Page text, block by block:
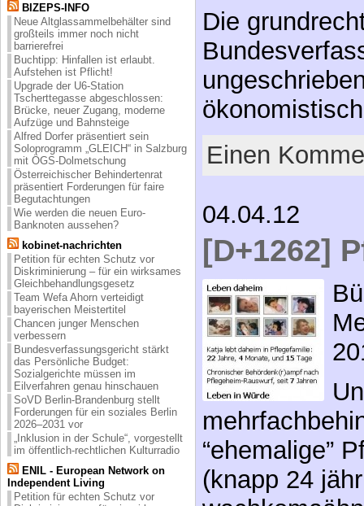
BIZEPS-INFO
Neue Altglassammelbehälter sind
großteils immer noch nicht
barrierefrei
Buchtipp: Hinfallen ist erlaubt.
Aufstehen ist Pflicht!
Upgrade der U6-Station
Tscherttegasse abgeschlossen:
Brücke, neuer Zugang, moderne
Aufzüge und Bahnsteige
Alfred Dorfer präsentiert sein
Soloprogramm „GLEICH“ in Salzburg
mit ÖGS-Dolmetschung
Österreichischer Behindertenrat
präsentiert Forderungen für faire
Begutachtungen
Wie werden die neuen Euro-
Banknoten aussehen?
kobinet-nachrichten
Petition für echten Schutz vor
Diskriminierung – für ein wirksames
Gleichbehandlungsgesetz
Team Wefa Ahorn verteidigt
bayerischen Meistertitel
Chancen junger Menschen
verbessern
Bundesverfassungsgericht stärkt
das Persönliche Budget:
Sozialgerichte müssen im
Eilverfahren genau hinschauen
SoVD Berlin-Brandenburg stellt
Forderungen für ein soziales Berlin
2026–2031 vor
„Inklusion in der Schule“, vorgestellt
im öffentlich-rechtlichen Kulturradio
ENIL - European Network on
Independent Living
Petition für echten Schutz vor
Die
Einen
04.04.12
[D+1262]
“ehemalige”
(knapp 24